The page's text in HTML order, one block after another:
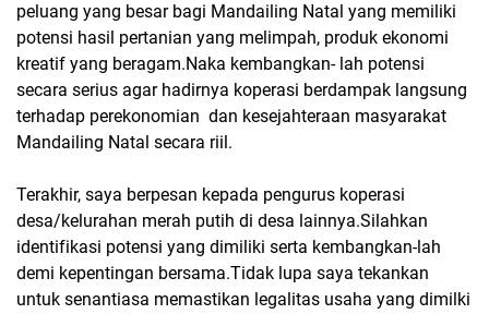
peluang yang besar bagi Mandailing Natal yang memiliki
potensi hasil pertanian yang melimpah, produk ekonomi
kreatif yang beragam.Naka kembangkan- lah potensi
secara serius agar hadirnya koperasi berdampak langsung
terhadap perekonomian dan kesejahteraan masyarakat
Mandailing Natal secara riil.
Terakhir, saya berpesan kepada pengurus koperasi
desa/kelurahan merah putih di desa lainnya.Silahkan
identifikasi potensi yang dimiliki serta kembangkan-lah
demi kepentingan bersama.Tidak lupa saya tekankan
untuk senantiasa memastikan legalitas usaha yang dimilki